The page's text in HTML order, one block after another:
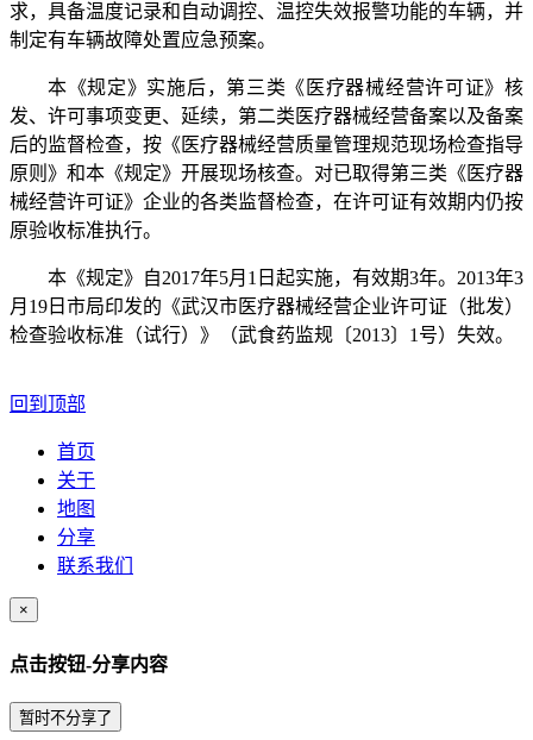
求，具备温度记录和自动调控、温控失效报警功能的车辆，并
制定有车辆故障处置应急预案。
本《规定》实施后，第三类《医疗器械经营许可证》核
发、许可事项变更、延续，第二类医疗器械经营备案以及备案
后的监督检查，按《医疗器械经营质量管理规范现场检查指导
原则》和本《规定》开展现场核查。对已取得第三类《医疗器
械经营许可证》企业的各类监督检查，在许可证有效期内仍按
原验收标准执行。
本《规定》自2017年5月1日起实施，有效期3年。2013年3
月19日市局印发的《武汉市医疗器械经营企业许可证（批发）
检查验收标准（试行）》（武食药监规〔2013〕1号）失效。
回到顶部
首页
关于
地图
分享
联系我们
×
点击按钮-分享内容
暂时不分享了